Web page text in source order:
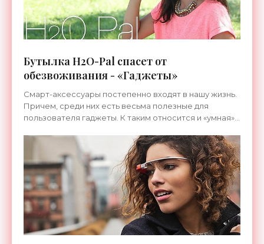
Бутылка H2O-Pal спасет от
обезвоживания - «Гаджеты»
Смарт-аксессуары постепенно входят в нашу жизнь.
Причем, среди них есть весьма полезные для
пользователя гаджеты. К таким относится и «умная»